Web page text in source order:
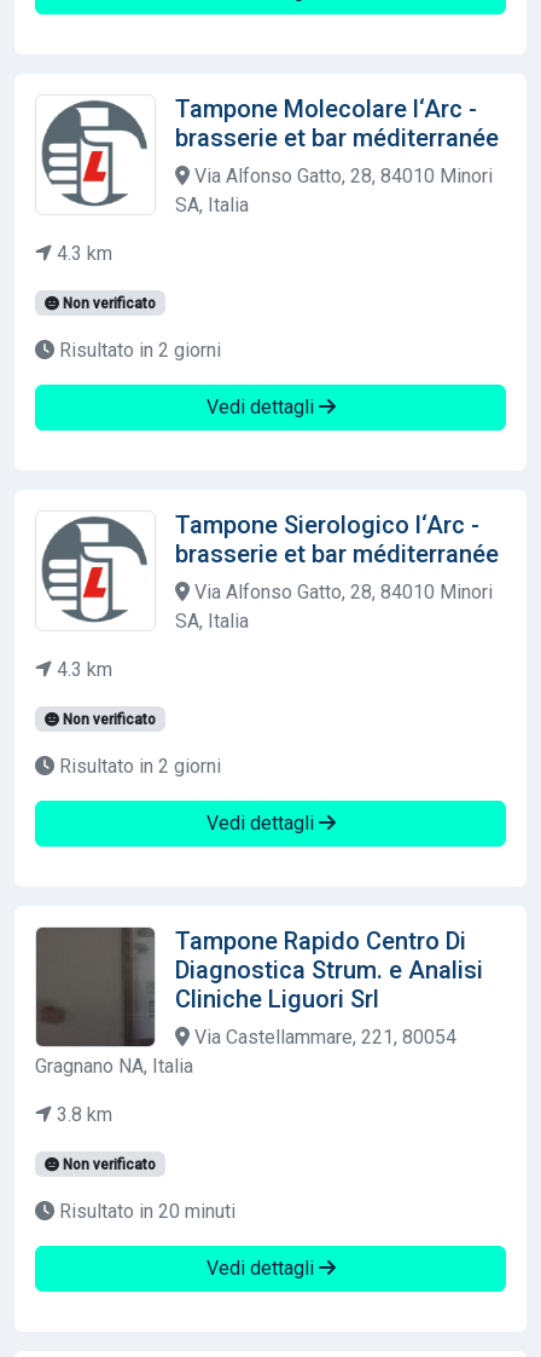
Tampone Molecolare l‘Arc -
brasserie et bar méditerranée
Via Alfonso Gatto, 28, 84010 Minori
SA, Italia
4.3 km
Non verificato
Risultato in 2 giorni
Vedi dettagli
Tampone Sierologico l‘Arc -
brasserie et bar méditerranée
Via Alfonso Gatto, 28, 84010 Minori
SA, Italia
4.3 km
Non verificato
Risultato in 2 giorni
Vedi dettagli
Tampone Rapido Centro Di
Diagnostica Strum. e Analisi
Cliniche Liguori Srl
Via Castellammare, 221, 80054
Gragnano NA, Italia
3.8 km
Non verificato
Risultato in 20 minuti
Vedi dettagli